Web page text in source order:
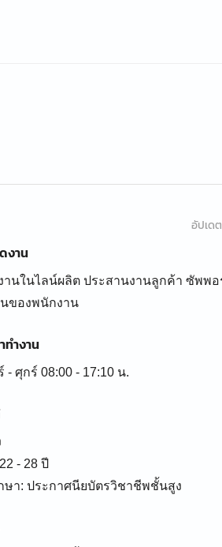
อัปเด
งาน
นในไลน์ผลิต ประสานงานลูกค้า ซัพพ
ของพนักงาน
ทำงาน
- ศุกร์ 08:00 - 17:10 น.
- 28 ปี